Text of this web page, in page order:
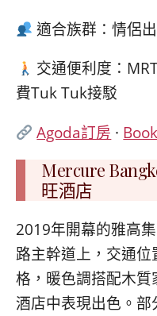
適合族群：情侶
交通便利度：
費Tuk Tuk接駁
Agoda訂房 ·
Mercure
旺酒店
2019年開幕的雅高
路主幹道上，交通
格，暖色調搭配木
酒店中表現出色。